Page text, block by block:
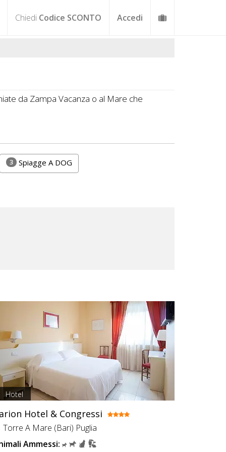
Chiedi Codice SCONTO Accedi
da Zampa Vacanza o al Mare che
3 Spiagge A DOG
Hotel
Hotel & Congressi
Torre A Mare (Bari) Puglia
Ammessi: